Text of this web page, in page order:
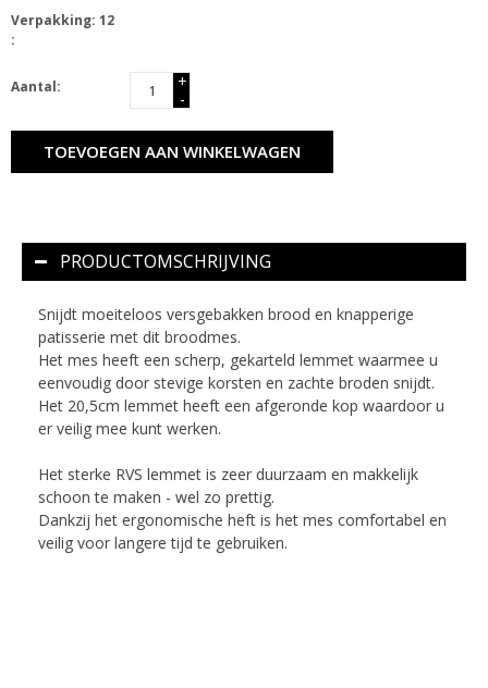
Verpakking: 12
:
Aantal:
+
-
TOEVOEGEN AAN WINKELWAGEN
PRODUCTOMSCHRIJVING
Snijdt moeiteloos versgebakken brood en knapperige
patisserie met dit broodmes.
Het mes heeft een scherp, gekarteld lemmet waarmee u
eenvoudig door stevige korsten en zachte broden snijdt.
Het 20,5cm lemmet heeft een afgeronde kop waardoor u
er veilig mee kunt werken.
Het sterke RVS lemmet is zeer duurzaam en makkelijk
schoon te maken - wel zo prettig.
Dankzij het ergonomische heft is het mes comfortabel en
veilig voor langere tijd te gebruiken.